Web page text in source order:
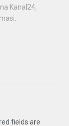
Kanal24,
fields are